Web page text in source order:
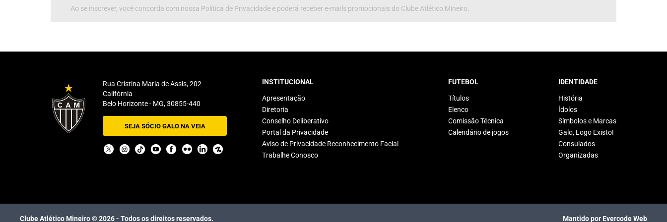
Ao se inscrever, você concorda com nossa Política de Privacidade e poderá receber e-mails promocionais do Clube Atlético Mineiro.
Rua Cristina Maria de Assis, 202 -
Califórnia
Belo Horizonte - MG, 30855-440
SEJA SÓCIO GALO NA VEIA
INSTITUCIONAL
Apresentação
Diretoria
Conselho Deliberativo
Portal da Privacidade
Aviso de Privacidade Reconhecimento Facial
Trabalhe Conosco
FUTEBOL
Títulos
Elenco
Comissão Técnica
Calendário de jogos
IDENTIDADE
História
Ídolos
Símbolos e Marcas
Galo, Logo Existo!
Consulados
Organizadas
Clube Atlético Mineiro ©2026- Todos os direitos reservados. Mantido por Evercode Web